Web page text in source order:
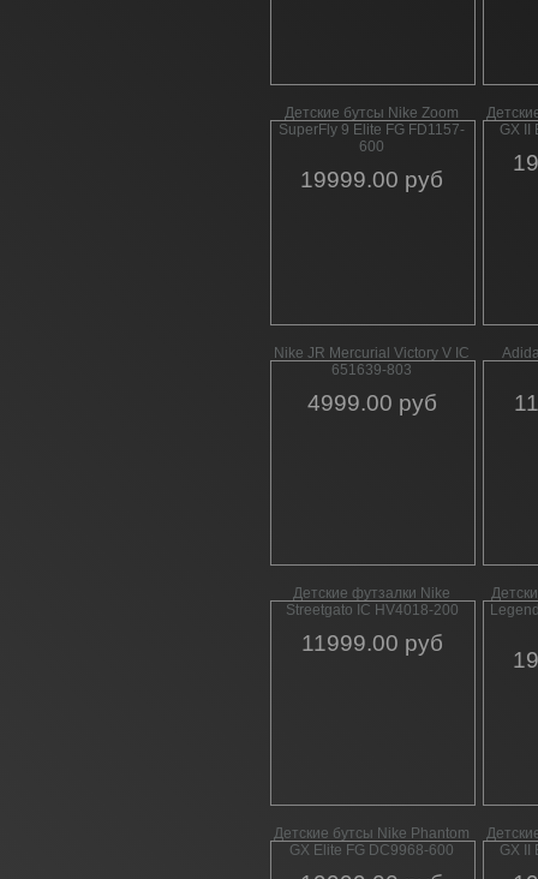
Детские бутсы Nike Zoom
SuperFly 9 Elite FG FD1157-
600
19999.00 руб
GX II
Nike JR Mercurial Victory V IC
651639-803
4999.00 руб
Детские футзалки Nike
Streetgato IC HV4018-200
11999.00 руб
Детские бутсы Nike Phantom
GX Elite FG DC9968-600
GX II